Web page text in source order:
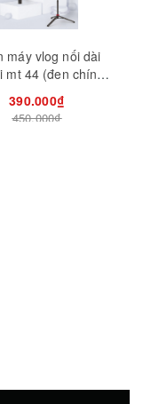
máy vlog nối dài
mt 44 (đen chính
390.000₫
450.000₫